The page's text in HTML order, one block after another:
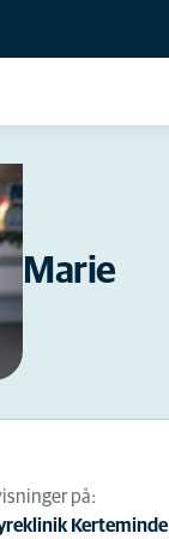
Marie
på:
Kerteminde